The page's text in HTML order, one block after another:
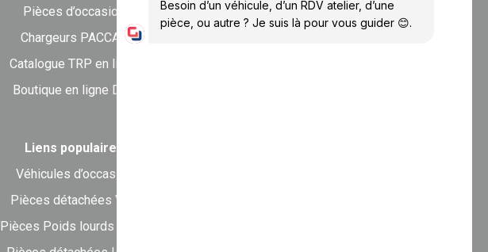
Pièces d’occasion
Chargeurs PACCAR
Catalogue TRP en ligne
Boutique en ligne DAF
Carrosserie, tôlerie et peinture
Liens populaires
Véhicules d’occasion
Pièces détachées VUL
Pièces Poids lourds Brest